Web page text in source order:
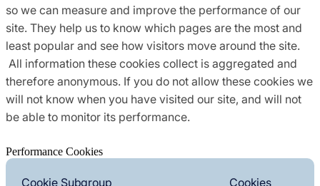
so we can measure and improve the performance of our
site. They help us to know which pages are the most and
least popular and see how visitors move around the site.
All information these cookies collect is aggregated and
therefore anonymous. If you do not allow these cookies we
will not know when you have visited our site, and will not
be able to monitor its performance.
Performance Cookies
Cookie Subgroup Cookies